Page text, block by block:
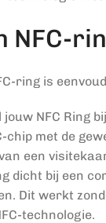
NFC-
ring is
jouw NFC Ring
chip met de
een
dicht bij een
Dit werkt
technologie.